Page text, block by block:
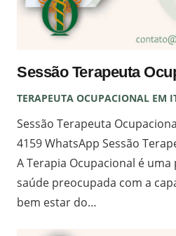
Sessão Terapeuta
TERAPEUTA OCUPACIONAL EM
Sessão Terapeuta
4159 WhatsApp Sessão
A Terapia Ocupacional é
saúde preocupada com a
bem estar do…